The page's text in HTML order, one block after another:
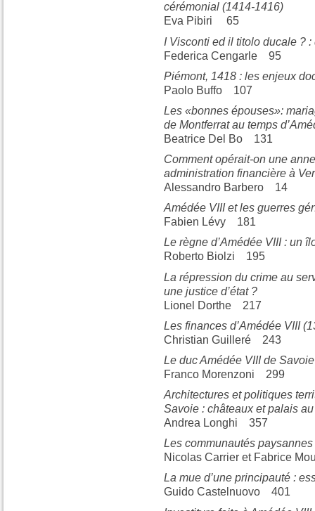
cérémonial (1414-1416)
Eva Pibiri 65
I Visconti ed il titolo ducale ?
Federica Cengarle 95
Piémont, 1418 : les enjeux
Paolo Buffo 107
Les «bonnes épouses»:
de Montferrat au temps
Beatrice Del Bo 131
Comment opérait-on une
administration financière à
Alessandro Barbero 14
Amédée VIII et les guerres
Fabien Lévy 181
Le règne d’Amédée VIII : un
Roberto Biolzi 195
La répression du crime au
une justice d’état ?
Lionel Dorthe 217
Les finances d’Amédée VIII
Christian Guilleré 243
Le duc Amédée VIII de
Franco Morenzoni 299
Architectures et politiques
Savoie : châteaux et palais
Andrea Longhi 357
Les communautés
Nicolas Carrier et Fabrice
La mue d’une principauté :
Guido Castelnuovo 401